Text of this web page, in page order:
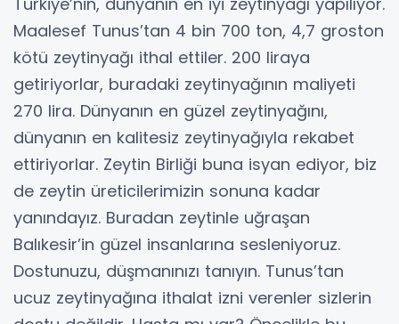
Maalesef Tunus’tan 4 bin 700 ton, 4,7 groston
kötü zeytinyağı ithal ettiler. 200 liraya
getiriyorlar, buradaki zeytinyağının maliyeti
270 lira. Dünyanın en güzel zeytinyağını,
dünyanın en kalitesiz zeytinyağıyla rekabet
ettiriyorlar. Zeytin Birliği buna isyan ediyor, biz
de zeytin üreticilerimizin sonuna kadar
yanındayız. Buradan zeytinle uğraşan
Balıkesir’in güzel insanlarına sesleniyoruz.
Dostunuzu, düşmanınızı tanıyın. Tunus’tan
ucuz zeytinyağına ithalat izni verenler sizlerin